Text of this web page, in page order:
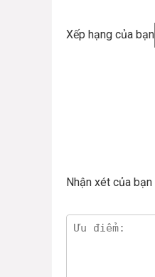
Xếp hạng của bạn
Nhận xét của bạn